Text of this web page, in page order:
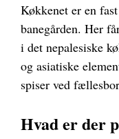
Køkkenet er en
banegården. Her
i det nepalesiske
og asiatiske
spiser ved
Hvad er der